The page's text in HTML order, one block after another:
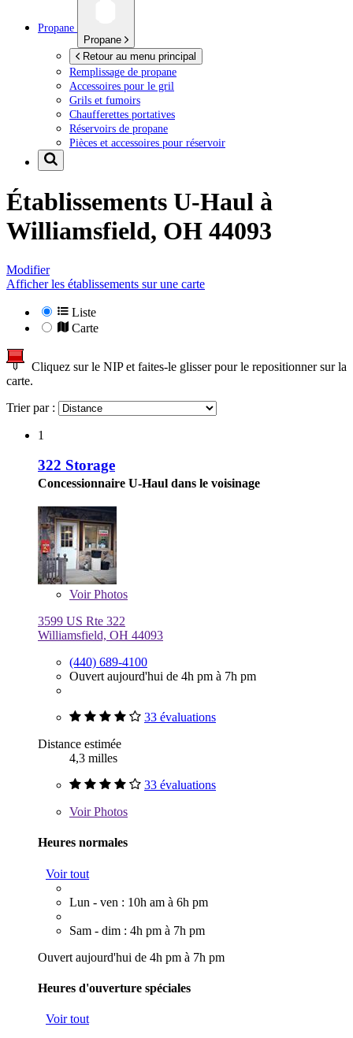
Propane
Propane
Retour au menu principal
Remplissage de propane
Accessoires pour le gril
Grils et fumoirs
Chaufferettes portatives
Réservoirs de propane
Pièces et accessoires pour réservoir
Établissements U-Haul à
Williamsfield, OH 44093
Modifier
Afficher les établissements sur une carte
Liste
Carte
Cliquez sur le NIP et faites-le glisser pour le repositionner sur la
carte.
Trier par :
1
322 Storage
Concessionnaire U-Haul dans le voisinage
VoirPhotos
3599 US Rte 322
Williamsfield, OH 44093
(440) 689-4100
Ouvert aujourd'hui de 4h pm à 7h pm
33 évaluations
Distance estimée
4,3 milles
33 évaluations
VoirPhotos
Heures normales
Voir tout
Lun - ven : 10h am à 6h pm
Sam - dim : 4h pm à 7h pm
Ouvert aujourd'hui de 4h pm à 7h pm
Heures d'ouverture spéciales
Voir tout